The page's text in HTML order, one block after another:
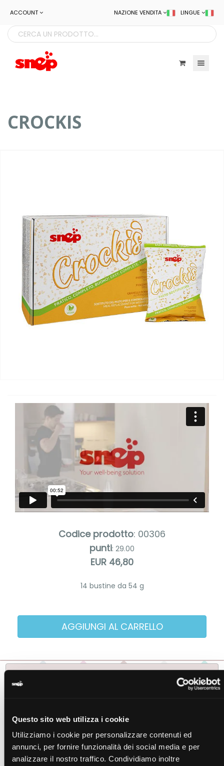
Questo sito web utilizza i cookie
Utilizziamo i cookie per personalizzare contenuti ed
annunci, per fornire funzionalità dei social media e per
analizzare il nostro traffico. Condividiamo inoltre
ACCOUNT LINGUE
NAZIONE VENDITA
CROCKIS
Codice prodotto: 00306
punti: 29.00
EUR 46,80
14 bustine da 54 g
Come si usa
Avvertenze